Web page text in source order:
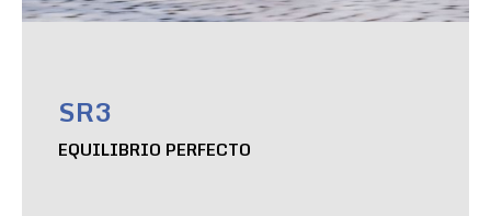
SR3
EQUILIBRIO PERFECTO